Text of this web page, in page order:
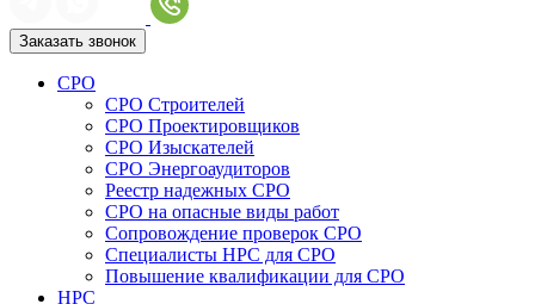
Заказать звонок
СРО
СРО Строителей
СРО Проектировщиков
СРО Изыскателей
СРО Энергоаудиторов
Реестр надежных СРО
СРО на опасные виды работ
Сопровождение проверок СРО
Специалисты НРС для СРО
Повышение квалификации для СРО
НРС